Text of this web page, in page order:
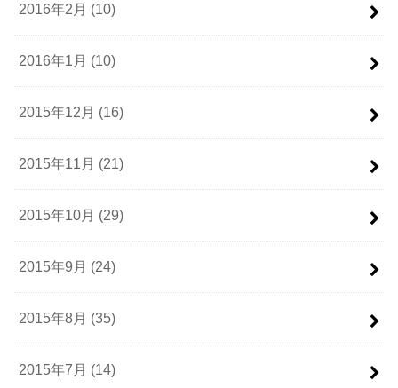
2016年2月 (10)
2016年1月 (10)
2015年12月 (16)
2015年11月 (21)
2015年10月 (29)
2015年9月 (24)
2015年8月 (35)
2015年7月 (14)